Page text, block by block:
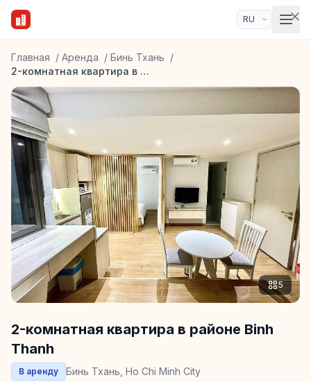
Главная / Аренда / Бинь Тхань /
2-комнатная квартира в районе Binh Thanh
5
2-комнатная квартира в районе Binh
Thanh
В аренду Бинь Тхань, Ho Chi Minh City